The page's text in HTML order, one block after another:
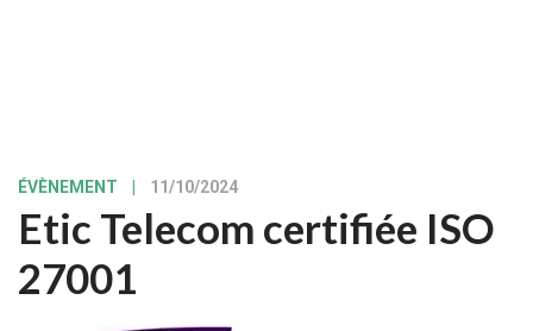
ÉVÈNEMENT 11/10/2024
Etic Telecom certifiée ISO
27001